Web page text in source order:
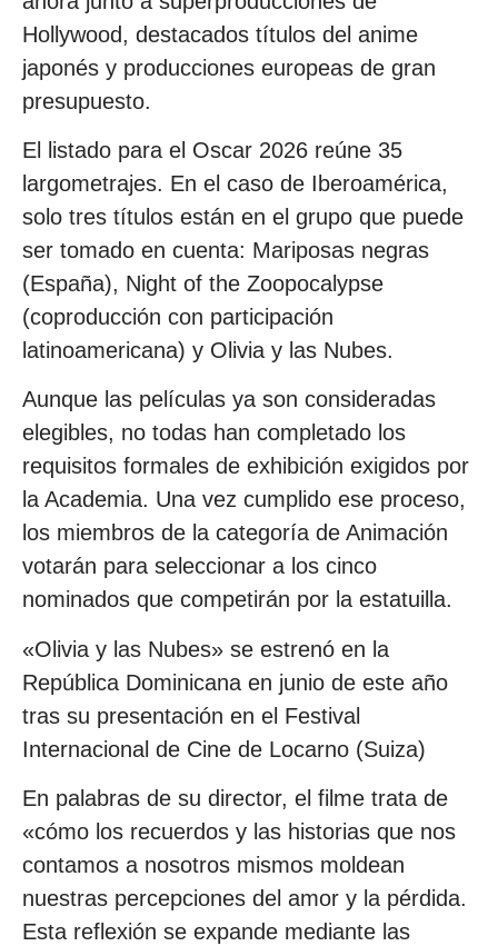
Hollywood, destacados títulos del anime
japonés y producciones europeas de gran
presupuesto.
El listado para el Oscar 2026 reúne 35
largometrajes. En el caso de Iberoamérica,
solo tres títulos están en el grupo que puede
ser tomado en cuenta: Mariposas negras
(España), Night of the Zoopocalypse
(coproducción con participación
latinoamericana) y Olivia y las Nubes.
Aunque las películas ya son consideradas
elegibles, no todas han completado los
requisitos formales de exhibición exigidos por
la Academia. Una vez cumplido ese proceso,
los miembros de la categoría de Animación
votarán para seleccionar a los cinco
nominados que competirán por la estatuilla.
«Olivia y las Nubes» se estrenó en la
República Dominicana en junio de este año
tras su presentación en el Festival
Internacional de Cine de Locarno (Suiza)
En palabras de su director, el filme trata de
«cómo los recuerdos y las historias que nos
contamos a nosotros mismos moldean
nuestras percepciones del amor y la pérdida.
Esta reflexión se expande mediante las